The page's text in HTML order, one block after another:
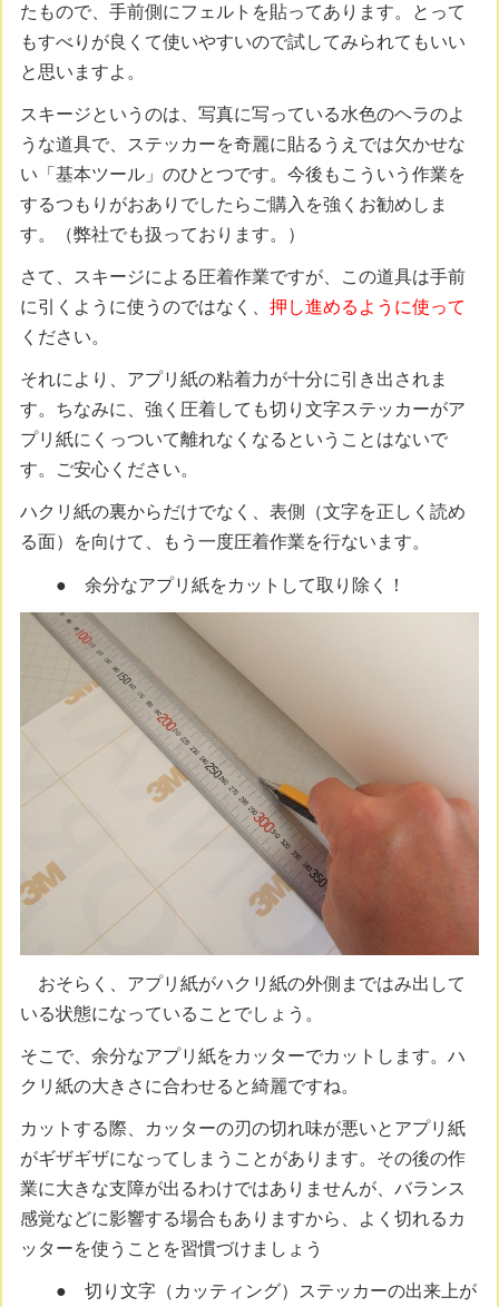
たもので、手前側にフェルトを貼ってあります。とって
もすべりが良くて使いやすいので試してみられてもいい
と思いますよ。
スキージというのは、写真に写っている水色のヘラのよ
うな道具で、ステッカーを奇麗に貼るうえでは欠かせな
い「基本ツール」のひとつです。今後もこういう作業を
するつもりがおありでしたらご購入を強くお勧めしま
す。（弊社でも扱っております。）
さて、スキージによる圧着作業ですが、この道具は手前
に引くように使うのではなく、押し進めるように使って
ください。
それにより、アプリ紙の粘着力が十分に引き出されま
す。ちなみに、強く圧着しても切り文字ステッカーがア
プリ紙にくっついて離れなくなるということはないで
す。ご安心ください。
ハクリ紙の裏からだけでなく、表側（文字を正しく読め
る面）を向けて、もう一度圧着作業を行ないます。
● 余分なアプリ紙をカットして取り除く！
おそらく、アプリ紙がハクリ紙の外側まではみ出して
いる状態になっていることでしょう。
そこで、余分なアプリ紙をカッターでカットします。ハ
クリ紙の大きさに合わせると綺麗ですね。
カットする際、カッターの刃の切れ味が悪いとアプリ紙
がギザギザになってしまうことがあります。その後の作
業に大きな支障が出るわけではありませんが、バランス
感覚などに影響する場合もありますから、よく切れるカ
ッターを使うことを習慣づけましょう
● 切り文字（カッティング）ステッカーの出来上が